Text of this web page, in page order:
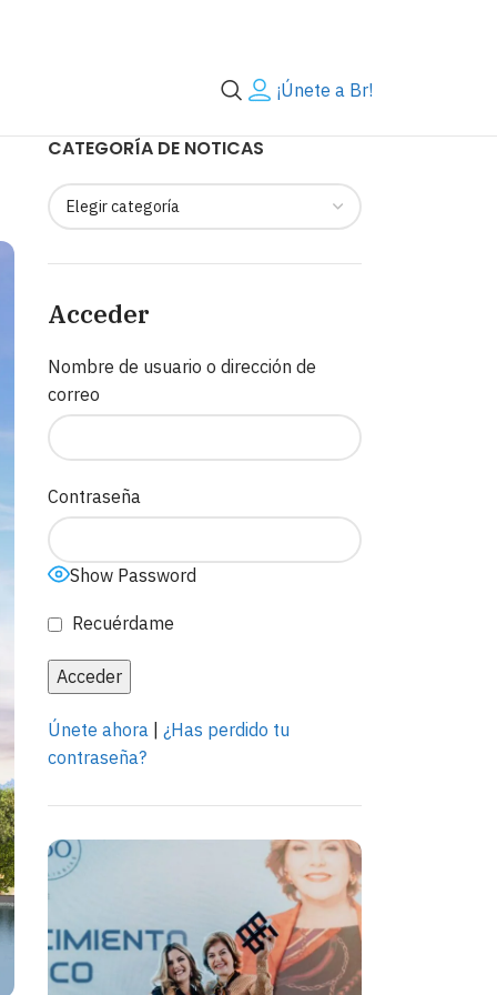
¡Únete a Br!
CATEGORÍA DE NOTICAS
Acceder
Nombre de usuario o dirección de
correo
Contraseña
Show Password
Recuérdame
Únete ahora| ¿Has perdido tu
contraseña?